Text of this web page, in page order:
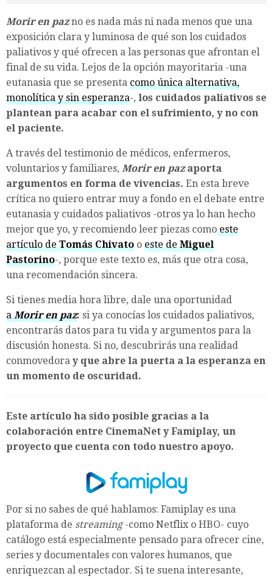
Morir en paz no es nada más ni nada menos que una
exposición clara y luminosa de qué son los cuidados
paliativos y qué ofrecen a las personas que afrontan el
final de su vida. Lejos de la opción mayoritaria -una
eutanasia que se presenta como única alternativa,
monolítica y sin esperanza-, los cuidados paliativos se
plantean para acabar con el sufrimiento, y no con
el paciente.
A través del testimonio de médicos, enfermeros,
voluntarios y familiares, Morir en pazaporta
argumentos en forma de vivencias. En esta breve
crítica no quiero entrar muy a fondo en el debate entre
eutanasia y cuidados paliativos -otros ya lo han hecho
mejor que yo, y recomiendo leer piezas comoeste
artículo deTomás Chivato o este deMiguel
Pastorino-, porque este texto es, más que otra cosa,
una recomendación sincera.
Si tienes media hora libre, dale una oportunidad
aMorir en paz: si ya conocías los cuidados paliativos,
encontrarás datos para tu vida y argumentos para la
discusión honesta. Si no, descubrirás una realidad
conmovedora y que abre la puerta a la esperanza en
un momento de oscuridad.
Este artículo ha sido posible gracias a la
colaboración entre CinemaNet y Famiplay, un
proyecto que cuenta con todo nuestro apoyo.
Por si no sabes de qué hablamos: Famiplay es una
plataforma de streaming-como Netflix o HBO- cuyo
catálogo está especialmente pensado para ofrecer cine,
series y documentales con valores humanos, que
enriquezcan al espectador. Si te suena interesante,